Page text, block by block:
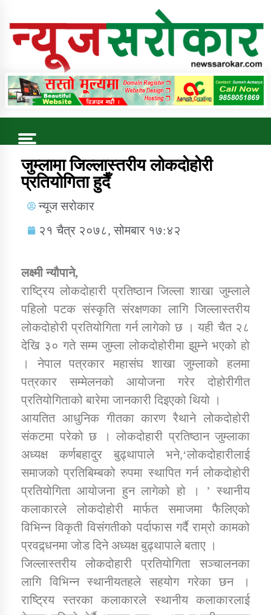
Online News Portal
Trending Now
कुषि बिकास कार्यालय जुम्ला सुचना सन्देश
डिभिजन कार्यालय जुम्लाको सुचना सन्देश
कर्णाली प्रविधि शिक्षालय जुम्लाको सुचना
सामाजिक बिकास कार्यालय जुम्लाकाे सुचना
कार्यक्रम कार्यान्वयन एकाई जुम्लाको सुचना
जुम्लामा जिल्लास्तरीय लोकदोहोरी
प्रतियोगिता हुदैँ
न्यूज सरोकार
२१ चैत्र २०७८, सोमबार १७:४२
लक्ष्मी न्यौपाने,
राष्ट्रिय लोकदोहारी प्रतिष्ठान जिल्ला शाखा जुम्लाले
पहिलो पटक संस्कृति संरक्षणका लागि जिल्लास्तरीय
लोकदोहोरी प्रतियोगिता गर्न लागेको छ । यही चैत २८
देखि ३० गते सम्म जुम्ला लोकदोहोरीमा झुम्ने भएको हो
। नेपाल पत्रकार महासंघ शाखा जुम्लाको हलमा
पत्रकार सम्मेलनको आयोजना गरेर दोहोरीगीत
प्रतियोगिताको बारेमा जानकारी दिइएको थियो ।
आयतित आधुनिक गीतका कारण रैथाने लोकदोहोरी
संकटमा परेको छ । लोकदोहारी प्रतिष्ठान जुम्लाका
अध्यक्ष कर्णबहादुर बुढ्थापाले भने,‘लोकदोहारीलाई
समाजको प्रतिबिम्बको रुपमा स्थापित गर्न लोकदोहोरी
प्रतियोगिता आयोजना हुन लागेको हो । ’ स्थानीय
कलाकारले लोकदोहोरी मार्फत समाजमा फैलिएको
विभिन्न विकृती विसंगतीको पर्दाफास गर्दै राम्रो कामको
प्रवद्र्धनमा जोड दिने अध्यक्ष बुढ्थापाले बताए ।
जिल्लास्तरीय लोकदोहारी प्रतियोगिता सञ्चालनका
लागि विभिन्न स्थानीयतहले सहयोग गरेका छन ।
राष्ट्रिय स्तरका कलाकारले स्थानीय कलाकारलाई